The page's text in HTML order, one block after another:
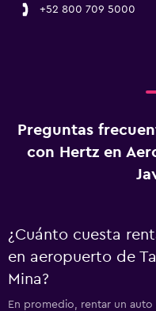
+52 800 709 5000
Preguntas
con Hertz en
¿Cuánto cuesta
en aeropuerto de
Mina?
En promedio, rentar un